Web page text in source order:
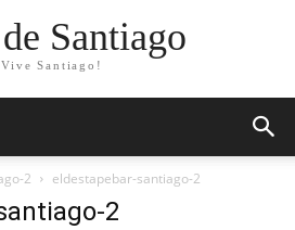
Santiago
Vive Santiago!
2 eldestapebar-santiago-2
2